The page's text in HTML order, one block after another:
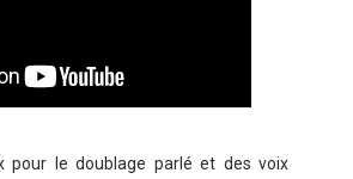
pour le doublage parlé et des voix